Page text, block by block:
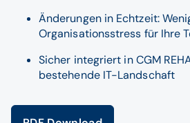
Änderungen in Echtzeit:
Organisationsstress für Ihre
Sicher integriert in CGM
bestehende IT-Landschaft